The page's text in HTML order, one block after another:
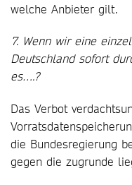
welche Anbieter gilt.
7. Wenn wir eine
Deutschland sofort
es….?
Das Verbot
die Bundesregierung
gegen die zugrunde